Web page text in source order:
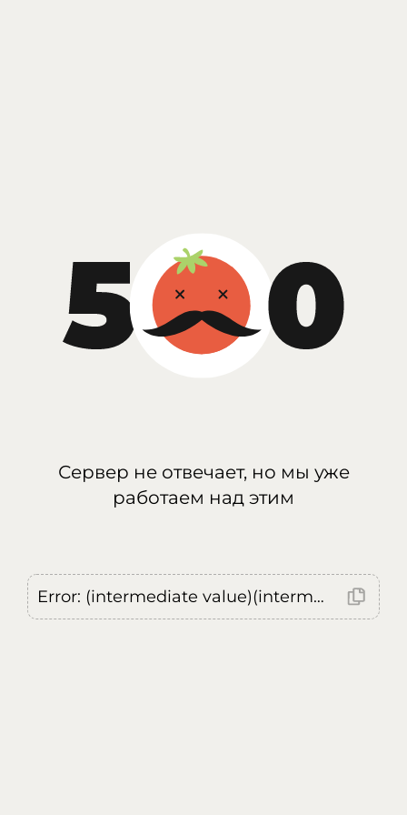
Сервер не отвечает, но мы уже
работаем над этим
Error: (intermediate value)(intermediate value)(intermediate value).replaceAll is not a function